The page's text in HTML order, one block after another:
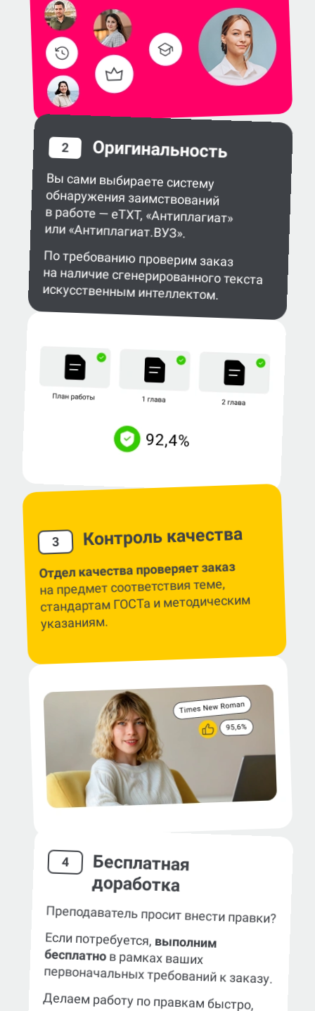
2 Оригинальность
Вы сами выбираете систему
обнаружения заимствований
в работе — eTXT, «Антиплагиат»
или «Антиплагиат.ВУЗ».
По требованию проверим заказ
на наличие сгенерированного текста
искусственным интеллектом.
3 Контроль качества
Отдел качества проверяет заказ
на предмет соответствия теме,
стандартам ГОСТа и методическим
указаниям.
4 Бесплатная
доработка
Преподаватель просит внести правки?
Если потребуется, выполним
бесплатнов рамках ваших
первоначальных требований к заказу.
Делаем работу по правкам быстро,